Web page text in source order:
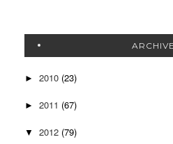
► 2010 (23)
► 2011 (67)
▼ 2012 (79)